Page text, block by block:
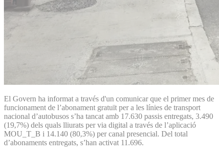
El Govern ha informat a través d'un comunicar que el primer mes de
funcionament de l’abonament gratuït per a les línies de transport
nacional d’autobusos s’ha tancat amb 17.630 passis entregats, 3.490
(19,7%) dels quals lliurats per via digital a través de l’aplicació
MOU_T_B i 14.140 (80,3%) per canal presencial. Del total
d’abonaments entregats, s’han activat 11.696.